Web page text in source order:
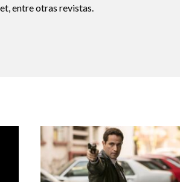
entre otras revistas.